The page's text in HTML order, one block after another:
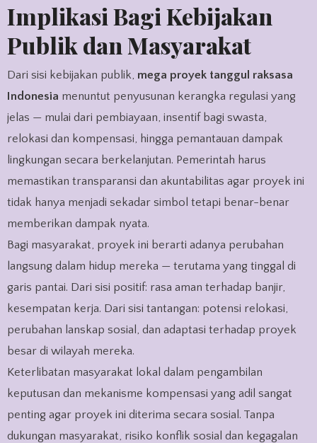
Implikasi Bagi Kebijakan
Publik dan Masyarakat
Dari sisi kebijakan publik, mega proyek tanggul raksasa
Indonesia menuntut penyusunan kerangka regulasi yang
jelas — mulai dari pembiayaan, insentif bagi swasta,
relokasi dan kompensasi, hingga pemantauan dampak
lingkungan secara berkelanjutan. Pemerintah harus
memastikan transparansi dan akuntabilitas agar proyek ini
tidak hanya menjadi sekadar simbol tetapi benar-benar
memberikan dampak nyata.
Bagi masyarakat, proyek ini berarti adanya perubahan
langsung dalam hidup mereka — terutama yang tinggal di
garis pantai. Dari sisi positif: rasa aman terhadap banjir,
kesempatan kerja. Dari sisi tantangan: potensi relokasi,
perubahan lanskap sosial, dan adaptasi terhadap proyek
besar di wilayah mereka.
Keterlibatan masyarakat lokal dalam pengambilan
keputusan dan mekanisme kompensasi yang adil sangat
penting agar proyek ini diterima secara sosial. Tanpa
dukungan masyarakat, risiko konflik sosial dan kegagalan